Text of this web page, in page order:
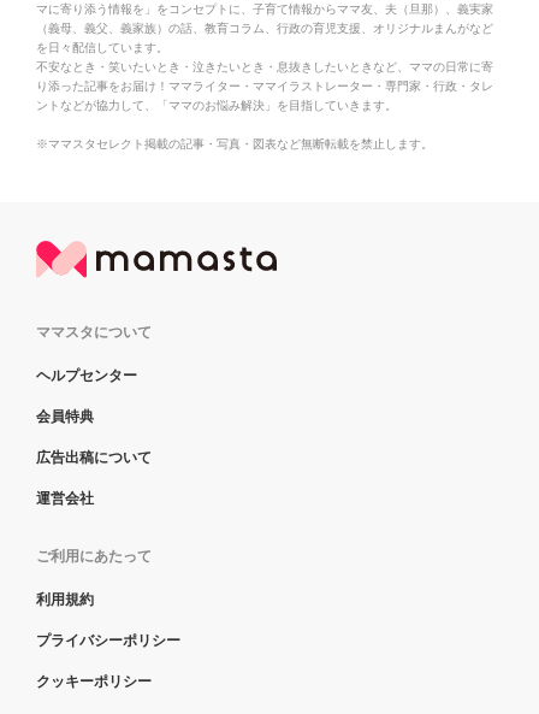
マに寄り添う情報を」をコンセプトに、子育て情報からママ友、夫（旦那）、義実家
（義母、義父、義家族）の話、教育コラム、行政の育児支援、オリジナルまんがなど
を日々配信しています。
不安なとき・笑いたいとき・泣きたいとき・息抜きしたいときなど、ママの日常に寄
り添った記事をお届け！ママライター・ママイラストレーター・専門家・行政・タレ
ントなどが協力して、「ママのお悩み解決」を目指していきます。
※ママスタセレクト掲載の記事・写真・図表など無断転載を禁止します。
ママスタについて
ヘルプセンター
会員特典
広告出稿について
運営会社
ご利用にあたって
利用規約
プライバシーポリシー
クッキーポリシー